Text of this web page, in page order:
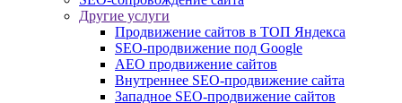
Другие услуги
Продвижение сайтов в ТОП Яндекса
SEO-продвижение под Google
AEO продвижение сайтов
Внутреннее SEO-продвижение сайта
Западное SEO-продвижение сайтов